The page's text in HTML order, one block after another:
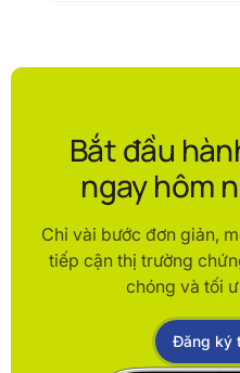
Bắt đầu
ngay hôm
Chỉ vài bước đơn giản,
tiếp cận thị trường
chóng và tối
Đăng ký